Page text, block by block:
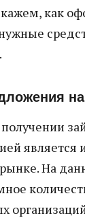
как
является
На